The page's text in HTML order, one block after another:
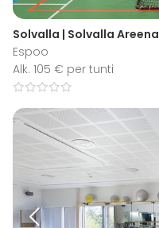
Solvalla | Solvalla Areena
Espoo
Alk. 105 € per tunti